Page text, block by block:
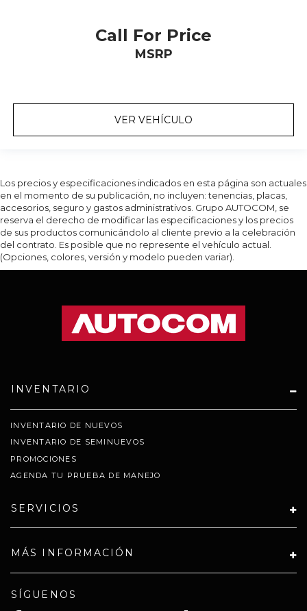
Call For Price
MSRP
VER VEHÍCULO
Los precios y especificaciones indicados en esta página son actuales
en el momento de su publicación, no incluyen: tenencias, placas,
accesorios, seguro y gastos administrativos. Grupo AUTOCOM, se
reserva el derecho de modificar las especificaciones y los precios
de sus productos comunicándolo al cliente previo a la celebración
del contrato. Es posible que no represente el vehículo actual.
(Opciones, colores, versión y modelo pueden variar).
INVENTARIO
INVENTARIO DE NUEVOS
INVENTARIO DE SEMINUEVOS
PROMOCIONES
AGENDA TU PRUEBA DE MANEJO
SERVICIOS
MÁS INFORMACIÓN
SÍGUENOS